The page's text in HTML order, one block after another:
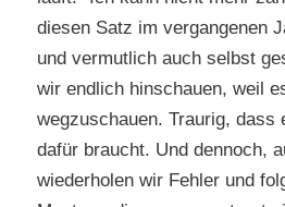
diesen Satz im vergangenen
und vermutlich auch selbst
wir endlich hinschauen, weil
wegzuschauen. Traurig, dass
dafür braucht. Und dennoch,
wiederholen wir Fehler und